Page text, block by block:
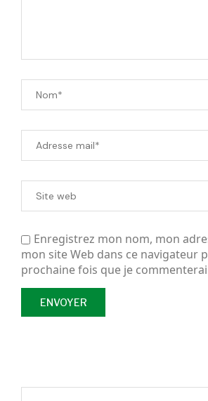
Enregistrez mon nom, mon
mon site Web dans ce navigateur
prochaine fois que je